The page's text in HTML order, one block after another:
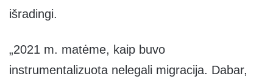
išradingi.
„2021 m. matėme, kaip buvo
instrumentalizuota nelegali migracija. Dabar,